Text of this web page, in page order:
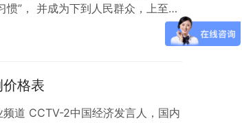
”， 并成为下到人民群众，上至国
盘活视听新体验 栏目收视：午间全
资源外 《新闻30分》全国收视遥遥
格表
道 CCTV-2中国经济发言人，国内